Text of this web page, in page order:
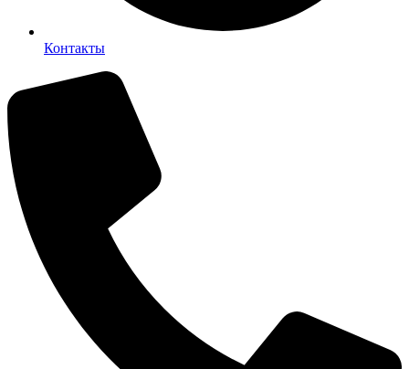
Контакты